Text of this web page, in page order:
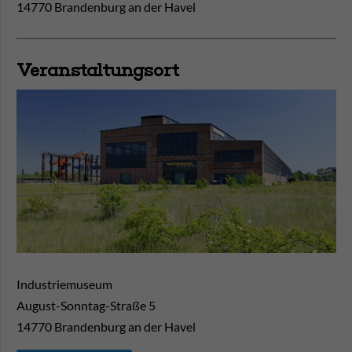
14770 Brandenburg an der Havel
Veranstaltungsort
Industriemuseum
August-Sonntag-Straße 5
14770 Brandenburg an der Havel